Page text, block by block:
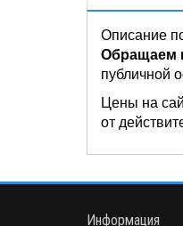
Описание
Обращаем
публичной
Цены на
от
Информация